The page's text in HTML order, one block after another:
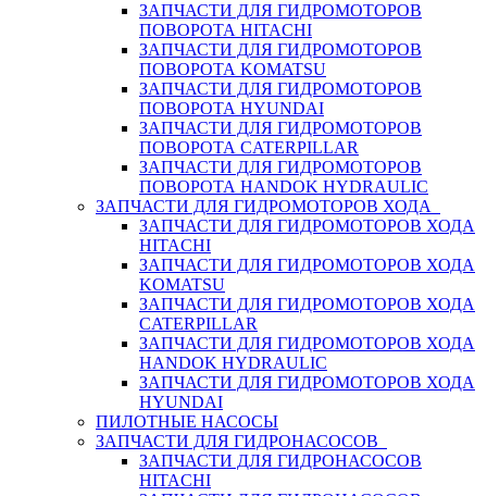
ЗАПЧАСТИ ДЛЯ ГИДРОМОТОРОВ
ПОВОРОТА HITACHI
ЗАПЧАСТИ ДЛЯ ГИДРОМОТОРОВ
ПОВОРОТА KOMATSU
ЗАПЧАСТИ ДЛЯ ГИДРОМОТОРОВ
ПОВОРОТА HYUNDAI
ЗАПЧАСТИ ДЛЯ ГИДРОМОТОРОВ
ПОВОРОТА CATERPILLAR
ЗАПЧАСТИ ДЛЯ ГИДРОМОТОРОВ
ПОВОРОТА HANDOK HYDRAULIC
ЗАПЧАСТИ ДЛЯ ГИДРОМОТОРОВ ХОДА
ЗАПЧАСТИ ДЛЯ ГИДРОМОТОРОВ ХОДА
HITACHI
ЗАПЧАСТИ ДЛЯ ГИДРОМОТОРОВ ХОДА
KOMATSU
ЗАПЧАСТИ ДЛЯ ГИДРОМОТОРОВ ХОДА
CATERPILLAR
ЗАПЧАСТИ ДЛЯ ГИДРОМОТОРОВ ХОДА
HANDOK HYDRAULIC
ЗАПЧАСТИ ДЛЯ ГИДРОМОТОРОВ ХОДА
HYUNDAI
ПИЛОТНЫЕ НАСОСЫ
ЗАПЧАСТИ ДЛЯ ГИДРОНАСОСОВ
ЗАПЧАСТИ ДЛЯ ГИДРОНАСОСОВ
HITACHI